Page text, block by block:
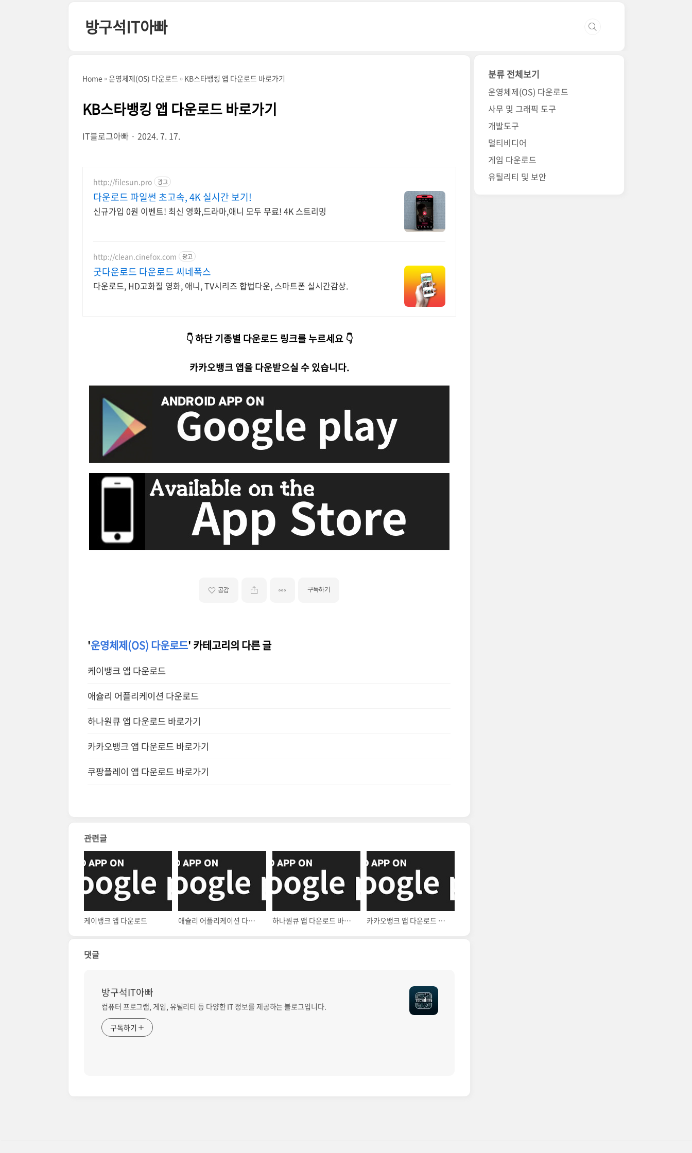
방구석IT아빠
Home 운영체제(OS) 다운로드 KB스타뱅킹 앱 다운로드 바로가기
KB스타뱅킹 앱 다운로드 바로가기
IT블로그아빠 2024. 7. 17.
http://filesun.pro 광고
다운로드 파일썬 초고속, 4K 실시간 보기!
신규가입 0원 이벤트! 최신 영화,드라마,애니 모두 무료! 4K 스트리밍
http://clean.cinefox.com 광고
굿다운로드 다운로드 씨네폭스
다운로드, HD고화질 영화, 애니, TV시리즈 합법다운, 스마트폰 실시간감상.
👇 하단 기종별 다운로드 링크를 누르세요 👇
카카오뱅크 앱을 다운받으실 수 있습니다.
공감 구독하기
'운영체제(OS) 다운로드' 카테고리의 다른 글
케이뱅크 앱 다운로드
애슐리 어플리케이션 다운로드
하나원큐 앱 다운로드 바로가기
카카오뱅크 앱 다운로드 바로가기
쿠팡플레이 앱 다운로드 바로가기
관련글
케이뱅크 앱 다운로드 애슐리 어플리케이션 다운로드 하나원큐 앱 다운로드 바로가기 카카오뱅크 앱 다운로드 바로가기
댓글
방구석IT아빠
컴퓨터 프로그램, 게임, 유틸리티 등 다양한 IT 정보를 제공하는 블로그입니다.
구독하기
분류 전체보기
운영체제(OS) 다운로드
사무 및 그래픽 도구
개발도구
멀티비디어
게임 다운로드
유틸리티 및 보안